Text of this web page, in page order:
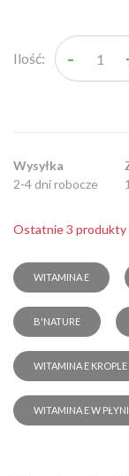
Ilość: -
Wysyłka
2-4 dni robocze
Ostatnie 3 produkty
WITAMINA E
B'NATURE
WITAMINA E KROPLE
WITAMINA E W